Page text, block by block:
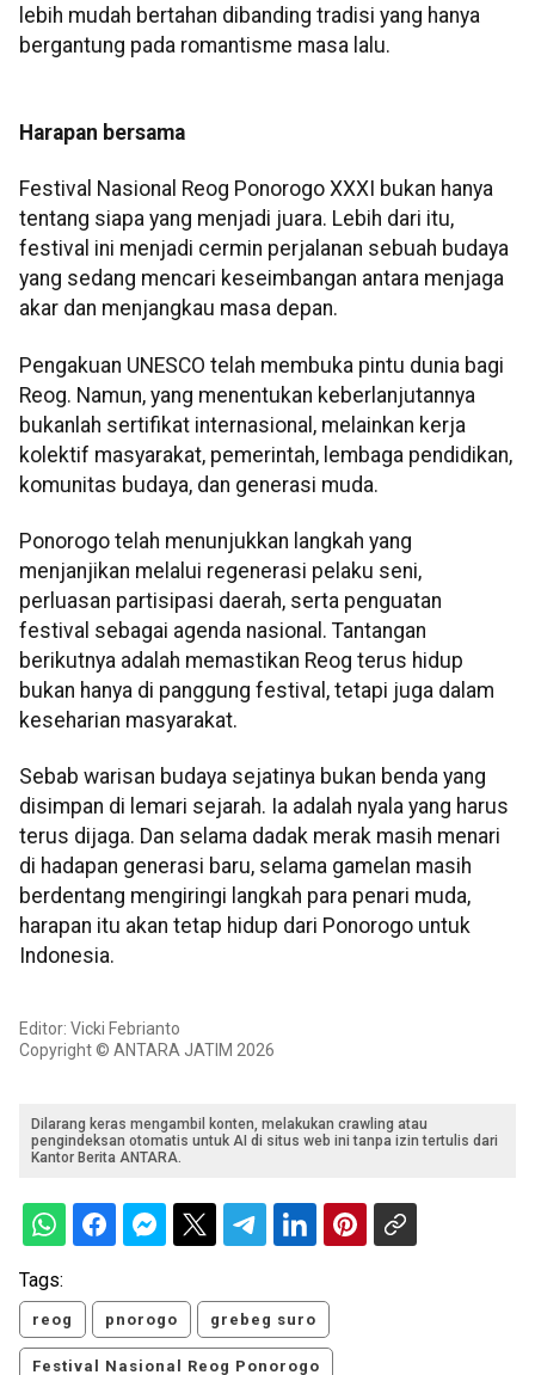
lebih mudah bertahan dibanding tradisi yang hanya
bergantung pada romantisme masa lalu.
Harapan bersama
Festival Nasional Reog Ponorogo XXXI bukan hanya
tentang siapa yang menjadi juara. Lebih dari itu,
festival ini menjadi cermin perjalanan sebuah budaya
yang sedang mencari keseimbangan antara menjaga
akar dan menjangkau masa depan.
Pengakuan UNESCO telah membuka pintu dunia bagi
Reog. Namun, yang menentukan keberlanjutannya
bukanlah sertifikat internasional, melainkan kerja
kolektif masyarakat, pemerintah, lembaga pendidikan,
komunitas budaya, dan generasi muda.
Ponorogo telah menunjukkan langkah yang
menjanjikan melalui regenerasi pelaku seni,
perluasan partisipasi daerah, serta penguatan
festival sebagai agenda nasional. Tantangan
berikutnya adalah memastikan Reog terus hidup
bukan hanya di panggung festival, tetapi juga dalam
keseharian masyarakat.
Sebab warisan budaya sejatinya bukan benda yang
disimpan di lemari sejarah. Ia adalah nyala yang harus
terus dijaga. Dan selama dadak merak masih menari
di hadapan generasi baru, selama gamelan masih
berdentang mengiringi langkah para penari muda,
harapan itu akan tetap hidup dari Ponorogo untuk
Indonesia.
Editor: Vicki Febrianto
Copyright © ANTARA JATIM 2026
Dilarang keras mengambil konten, melakukan crawling atau
pengindeksan otomatis untuk AI di situs web ini tanpa izin tertulis dari
Kantor Berita ANTARA.
Tags:
reog pnorogo grebeg suro
Festival Nasional Reog Ponorogo